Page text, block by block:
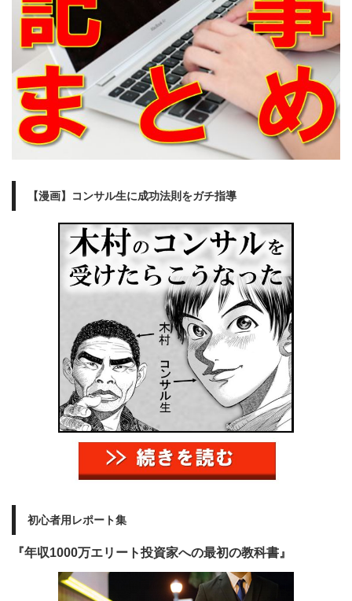
【漫画】コンサル生に成功法則をガチ指導
初心者用レポート集
『年収1000万エリート投資家への最初の教科書』